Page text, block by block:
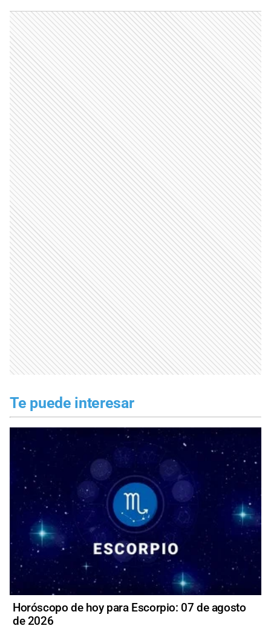
Te puede interesar
Horóscopo de hoy para Escorpio: 07 de agosto
de 2026